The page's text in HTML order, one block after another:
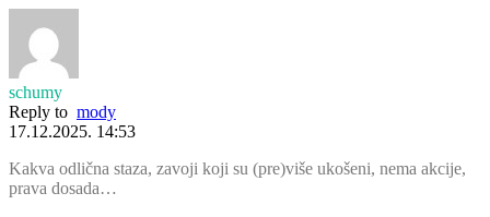
schumy
Reply to mody
17.12.2025. 14:53
Kakva odlična staza, zavoji koji su (pre)više ukošeni, nema akcije,
prava dosada…